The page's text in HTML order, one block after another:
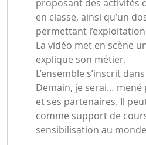
proposant des activités
en classe, ainsi qu’un
permettant
La vidéo met en scène
explique son métier.
L’ensemble s’inscrit
Demain, je serai… mené
et ses partenaires. Il
comme support de
sensibilisation au